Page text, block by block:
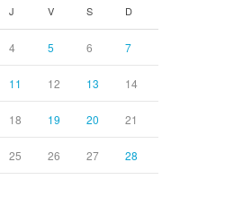
J V S D
4 5 6 7
11 12 13 14
18 19 20 21
25 26 27 28